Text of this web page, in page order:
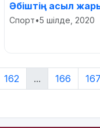
Әбіштің асыл
Спорт•5 шілде, 2020
162 ... 166 167